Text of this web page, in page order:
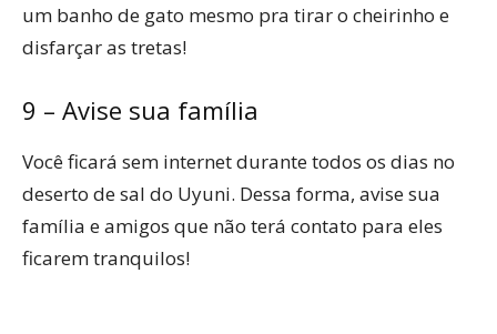
um banho de gato mesmo pra tirar o cheirinho e
disfarçar as tretas!
9 – Avise sua família
Você ficará sem internet durante todos os dias no
deserto de sal do Uyuni. Dessa forma, avise sua
família e amigos que não terá contato para eles
ficarem tranquilos!